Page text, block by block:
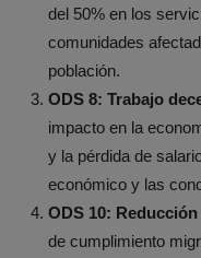
del 50% en los
comunidades
población.
ODS 8: Trabajo
impacto en la
y la pérdida de
económico y las
ODS 10:
de cumplimiento